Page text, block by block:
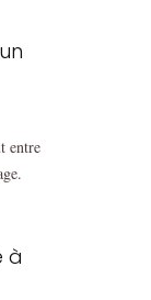
entre
à